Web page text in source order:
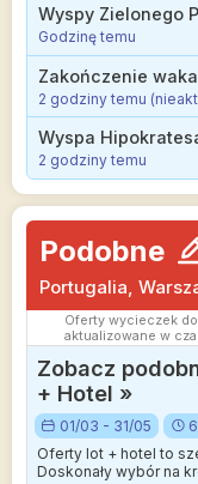
Godzinę temu
2 godziny temu
2 godziny temu
Podobne
Portugalia,
Oferty wycieczek
aktualizowane w
dostępność ofert
Dokładamy wszelkich
Zobacz
+ Hotel »
01/03 - 31/05
Oferty lot + hotel to
Doskonały wybór na